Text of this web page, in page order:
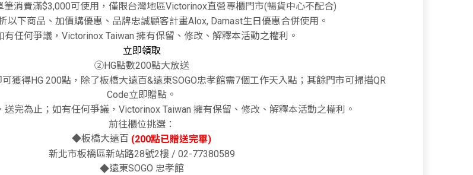
筆消費滿$3,000可使用，僅限台灣地區Victorinox直營專櫃門市(暢貨中心不配合)
以下商品、加價購優惠、品牌忠誠顧客計畫Alox, Damast生日優惠合併使用。
有任何爭議，Victorinox Taiwan 擁有保留、修改、解釋本活動之權利。
立即領取
②HG點數200點大放送
獲得HG 200點，除了板橋大遠百&遠東SOGO忠孝館需7個工作天入點；其餘門市可掃描QR
Code立即贈點。
送完為止；如有任何爭議，Victorinox Taiwan 擁有保留、修改、解釋本活動之權利。
前往櫃位挑選：
◆板橋大遠百 (200點已贈送完畢)
新北市板橋區新站路28號2樓 / 02-77380589
◆遠東SOGO 忠孝館